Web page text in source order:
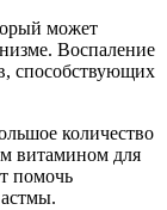
может
Воспаление
способствующих
количество
витамином для
помочь